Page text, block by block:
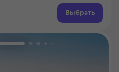
Выбрать